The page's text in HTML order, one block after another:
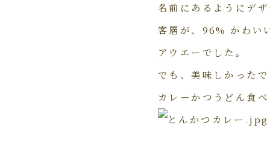
名前にあるようにデ
客層が、96% かわい
アウエーでした。
でも、美味しかった
カレーかつうどん食